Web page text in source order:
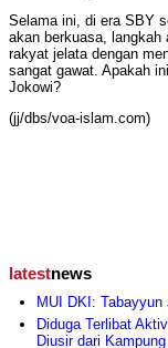
Selama ini, di era SBY
akan berkuasa, langkah
rakyat jelata dengan
sangat gawat. Apakah
Jokowi?
(jj/dbs/voa-islam.com)
latestnews
MUI DKI: Tabayyun
Diduga Terlibat
Diusir dari Kampung